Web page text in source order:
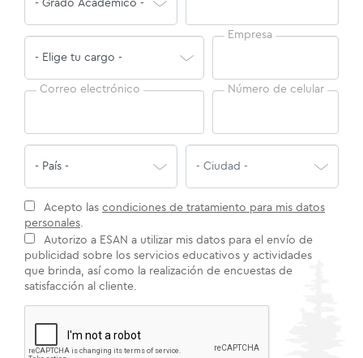
Empresa
Correo electrónico Número de celular
Acepto las condiciones de tratamiento para mis datos
personales.
Autorizo a ESAN a utilizar mis datos para el envío de
publicidad sobre los servicios educativos y actividades
que brinda, así como la realización de encuestas de
satisfacción al cliente.